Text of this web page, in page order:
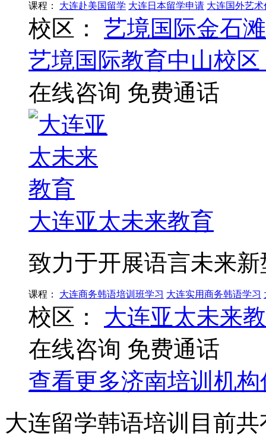
课程： 大连赴美国留学 大连日本留学申请 大连国外艺
校区：
艺境国际金石
艺境国际教育中山校区
在线咨询 免费通话
大连亚太未来教育
致力于开展语言未来
课程： 大连商务韩语培训班学习 大连实用商务韩语学习
校区：
大连亚太未来
在线咨询 免费通话
查看更多济南培训机构
大连留学韩语培训目前